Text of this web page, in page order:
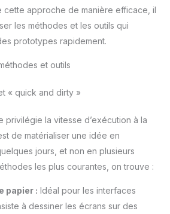
approche de manière efficace, il
les méthodes et les outils qui
prototypes rapidement.
et outils
« quick and dirty »
la vitesse d’exécution à la
de matérialiser une idée en
jours, et non en plusieurs
les plus courantes, on trouve :
papier : Idéal pour les interfaces
à dessiner les écrans sur des